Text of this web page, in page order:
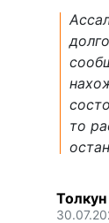
то
Толкун